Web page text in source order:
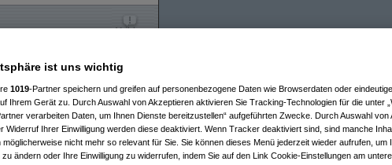
am 13.07.2022, 11:01:41)
11:28:59)
23:27:16)
am 17.07.2022, 08:34:10)
11:11:29)
am 13.07.2022, 11:15:12)
13.07.2022, 11:19:29)
am 13.07.2022, 11:23:38)
ist uns wichtig
1019-Partner speichern und greifen auf personenbezogene Daten wie Browserdaten oder eindeutige
Ihrem Gerät zu. Durch Auswahl von Akzeptieren aktivieren Sie Tracking-Technologien für die unter
verarbeiten Daten, um Ihnen Dienste bereitzustellen“ aufgeführten Zwecke. Durch Auswahl von
Widerruf Ihrer Einwilligung werden diese deaktiviert. Wenn Tracker deaktiviert sind, sind manche
möglicherweise nicht mehr so relevant für Sie. Sie können dieses Menü jederzeit wieder aufrufen, um
zu ändern oder Ihre Einwilligung zu widerrufen, indem Sie auf den Link Cookie-Einstellungen am